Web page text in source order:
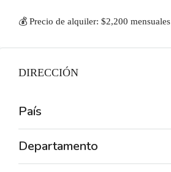
💰 Precio de alquiler: $2,200 mensuales
DIRECCIÓN
País
Departamento